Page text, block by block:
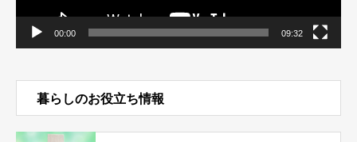
00:00 09:32
暮らしのお役立ち情報